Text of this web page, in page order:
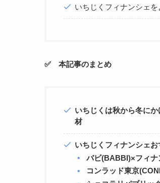
いちじくフィナンシェ
✅ 本記事のまとめ
いちじくは秋から冬に
材
いちじくフィナンシェ
バビ(BABBI)×フィナ
コンラッド東京